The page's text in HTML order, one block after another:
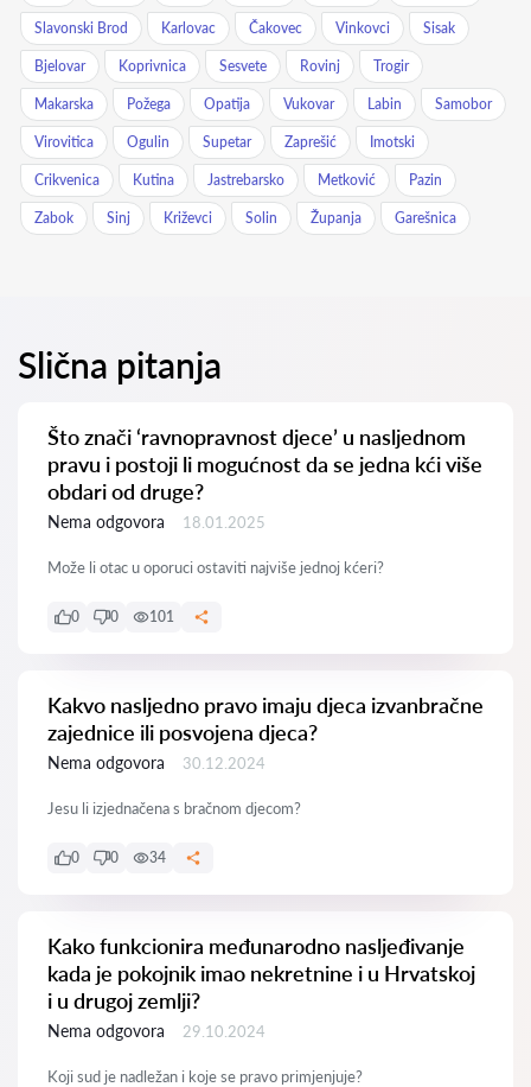
Slavonski Brod Karlovac Čakovec Vinkovci Sisak
Bjelovar Koprivnica Sesvete Rovinj Trogir
Makarska Požega Opatija Vukovar Labin Samobor
Virovitica Ogulin Supetar Zaprešić Imotski
Crikvenica Kutina Jastrebarsko Metković Pazin
Zabok Sinj Križevci Solin Županja Garešnica
Slična pitanja
Što znači ‘ravnopravnost djece’ u nasljednom
pravu i postoji li mogućnost da se jedna kći više
obdari od druge?
Nema odgovora 18.01.2025
Može li otac u oporuci ostaviti najviše jednoj kćeri?
0 0 101
Kakvo nasljedno pravo imaju djeca izvanbračne
zajednice ili posvojena djeca?
Nema odgovora 30.12.2024
Jesu li izjednačena s bračnom djecom?
0 0 34
Kako funkcionira međunarodno nasljeđivanje
kada je pokojnik imao nekretnine i u Hrvatskoj
i u drugoj zemlji?
Nema odgovora 29.10.2024
Koji sud je nadležan i koje se pravo primjenjuje?